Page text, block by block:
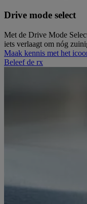
Drive mode select
Met de Drive Mode
iets verlaagt om nóg
Maak kennis met het
Beleef de rx